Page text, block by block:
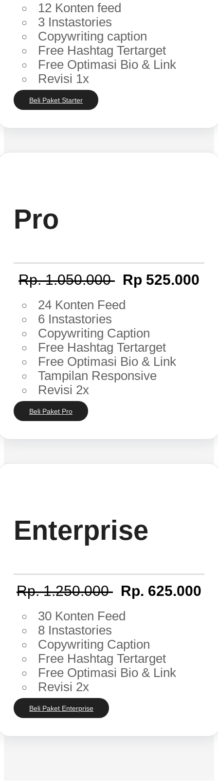
12 Konten feed
3 Instastories
Copywriting caption
Free Hashtag Tertarget
Free Optimasi Bio & Link
Revisi 1x
Beli Paket Starter
Pro
Rp. 1.050.000 Rp 525.000
24 Konten Feed
6 Instastories
Copywriting Caption
Free Hashtag Tertarget
Free Optimasi Bio & Link
Tampilan Responsive
Revisi 2x
Beli Paket Pro
Enterprise
Rp. 1.250.000 Rp. 625.000
30 Konten Feed
8 Instastories
Copywriting Caption
Free Hashtag Tertarget
Free Optimasi Bio & Link
Revisi 2x
Beli Paket Enterprise